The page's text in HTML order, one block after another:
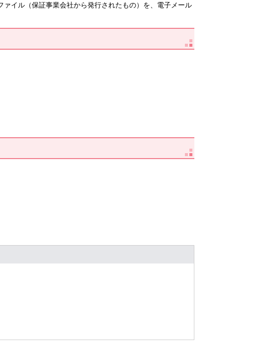
イル（保証事業会社から発行されたもの）を、電子メール